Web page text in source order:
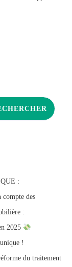
:
des
:
2025
!
du traitement